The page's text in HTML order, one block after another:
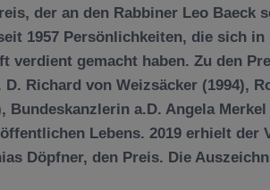
der an den Rabbiner Leo Baeck
1957 Persönlichkeiten, die sich
verdient gemacht haben. Zu den
Richard von Weizsäcker (1994),
Bundeskanzlerin a.D. Angela Merkel
Lebens. 2019 erhielt der
Döpfner, den Preis. Die